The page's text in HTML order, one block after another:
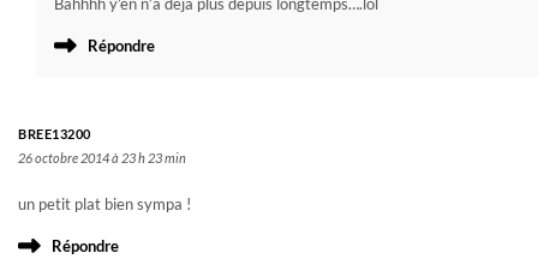
Répondre
BREE13200
26 octobre 2014 à 23 h 23 min
un petit plat bien sympa !
Répondre